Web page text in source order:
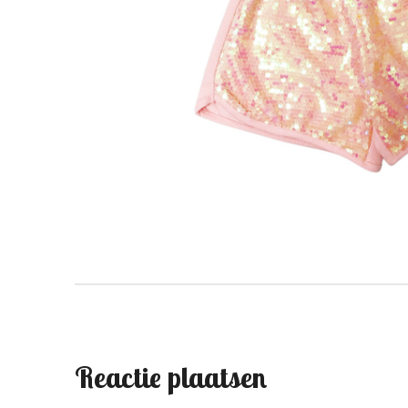
Reactie plaatsen